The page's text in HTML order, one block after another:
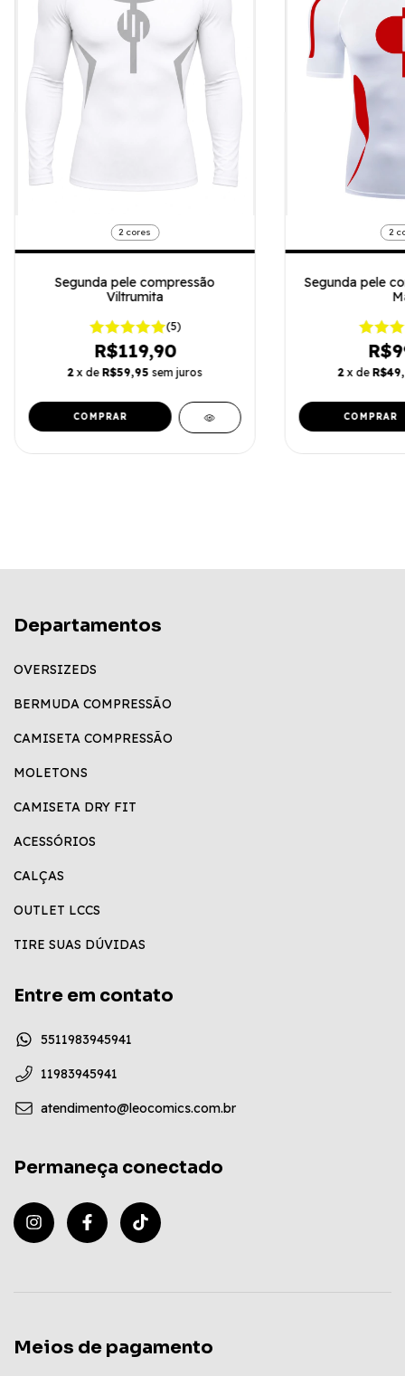
2 cores
Segunda pele compressão
Viltrumita
(5)
R$119,90
2 x de R$59,95 sem juros
COMPRAR
2
Segunda pele
2 x de
COMPRAR
Departamentos
OVERSIZEDS
BERMUDA COMPRESSÃO
CAMISETA COMPRESSÃO
MOLETONS
CAMISETA DRY FIT
ACESSÓRIOS
CALÇAS
OUTLET LCCS
TIRE SUAS DÚVIDAS
Entre em contato
5511983945941
11983945941
atendimento@leocomics.com.br
Permaneça conectado
Meios de pagamento